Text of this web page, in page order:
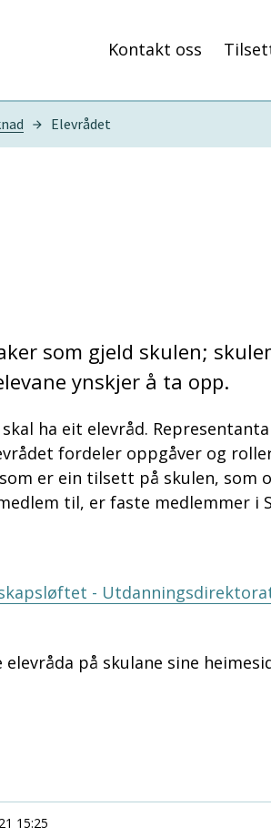
Kontakt oss
Elevrådet
som gjeld skulen;
ynskjer å ta opp.
ha eit elevråd.
fordeler oppgåver og
er ein tilsett på skulen, som
til, er faste medlemmer i
-
på skulane sine
15:25